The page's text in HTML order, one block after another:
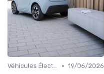
Véhicules Électriques sans Permis • 19/06/2026